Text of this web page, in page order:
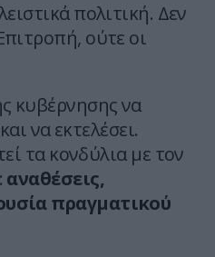
πολιτική. Δεν
ούτε οι
κυβέρνησης να
να εκτελέσει.
τα κονδύλια με τον
αναθέσεις,
πραγματικού